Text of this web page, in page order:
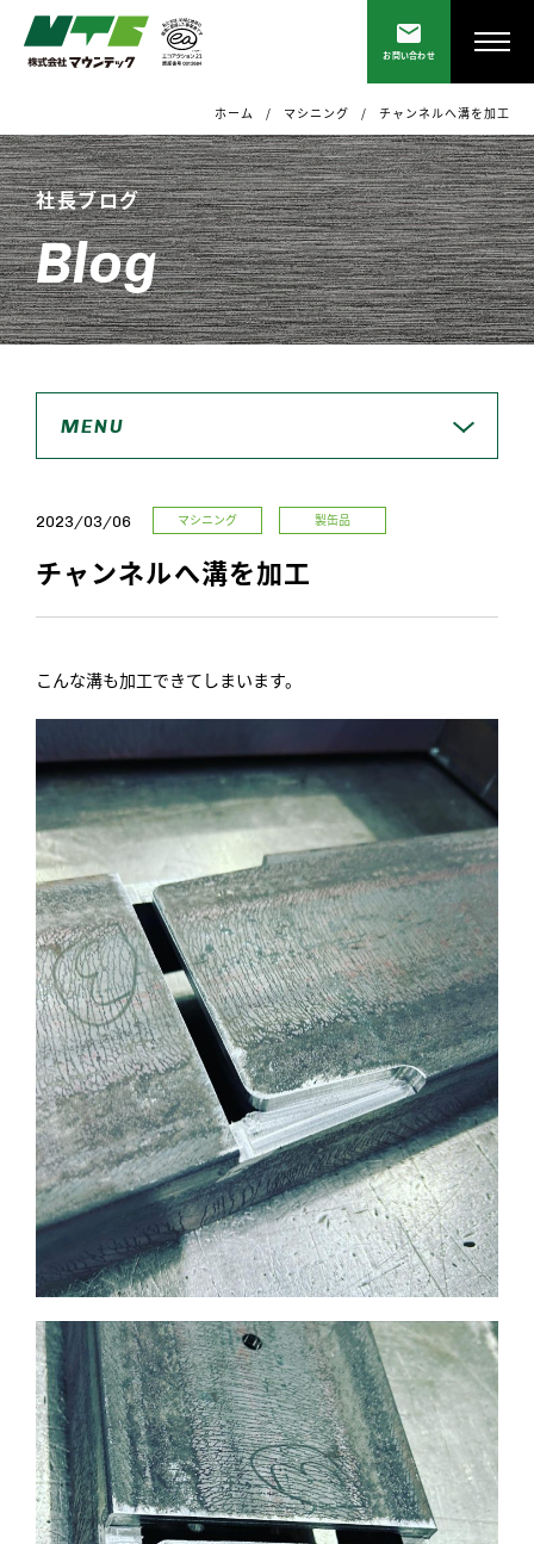
お問い合わせ
ホーム マシニング チャンネルへ溝を加工
社長ブログ
Blog
MENU
2023/03/06 マシニング 製缶品
チャンネルへ溝を加工
こんな溝も加工できてしまいます。